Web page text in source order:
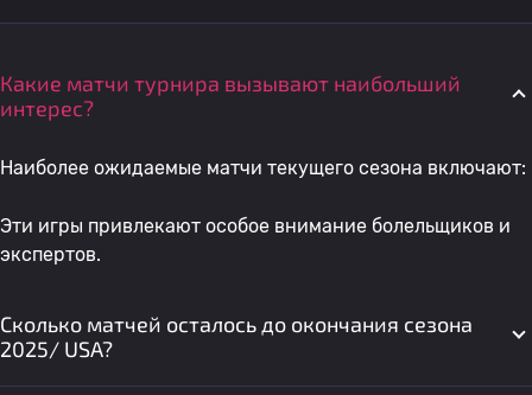
Какие матчи турнира вызывают наибольший
интерес?
Наиболее ожидаемые матчи текущего сезона включают:
Эти игры привлекают особое внимание болельщиков и
экспертов.
Сколько матчей осталось до окончания сезона
2025/ USA?